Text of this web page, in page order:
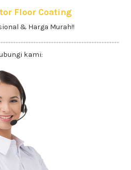
Floor Coating
& Harga Murah!!
kami: